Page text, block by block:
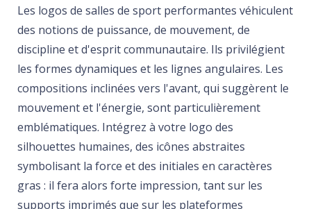
Les logos de salles de sport performantes véhiculent
des notions de puissance, de mouvement, de
discipline et d'esprit communautaire. Ils privilégient
les formes dynamiques et les lignes angulaires. Les
compositions inclinées vers l'avant, qui suggèrent le
mouvement et l'énergie, sont particulièrement
emblématiques. Intégrez à votre logo des
silhouettes humaines, des icônes abstraites
symbolisant la force et des initiales en caractères
gras : il fera alors forte impression, tant sur les
supports imprimés que sur les plateformes